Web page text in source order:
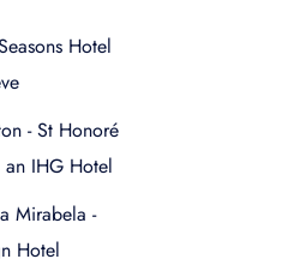
Hotel
- St Honoré
an IHG Hotel
Mirabela -
Hotel